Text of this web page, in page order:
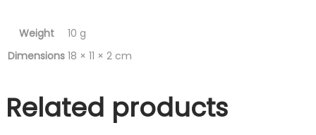
Weight
10 g
Dimensions 18 × 11 × 2 cm
Related products